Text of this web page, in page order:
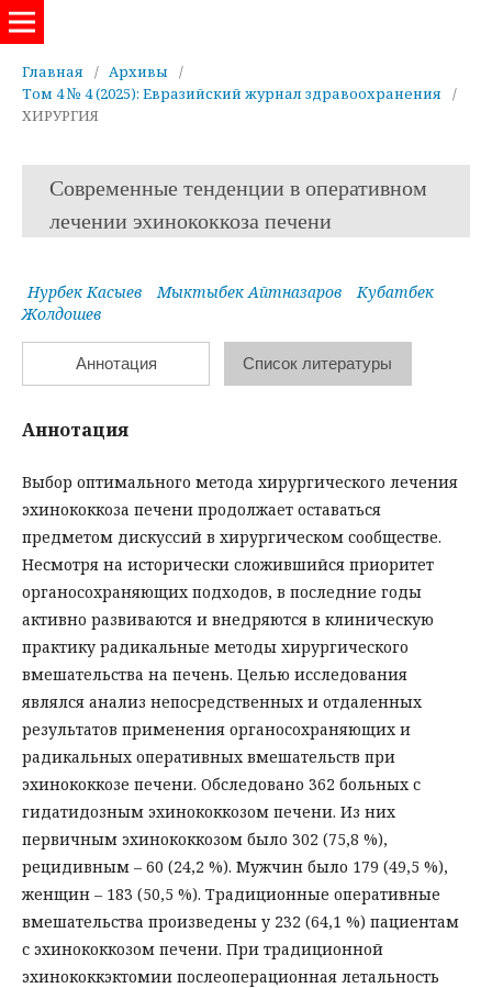
Главная / Архивы
/
Том 4 № 4 (2025): Евразийский журнал здравоохранения
/
ХИРУРГИЯ
Современные тенденции в оперативном
лечении эхинококкоза печени
Нурбек Касыев Мыктыбек Айтназаров
Кубатбек
Жолдошев
Аннотация Список литературы
Аннотация
Выбор оптимального метода хирургического лечения
эхинококкоза печени продолжает оставаться
предметом дискуссий в хирургическом сообществе.
Несмотря на исторически сложившийся приоритет
органосохраняющих подходов, в последние годы
активно развиваются и внедряются в клиническую
практику радикальные методы хирургического
вмешательства на печень. Целью исследования
являлся анализ непосредственных и отдаленных
результатов применения органосохраняющих и
радикальных оперативных вмешательств при
эхинококкозе печени. Обследовано 362 больных с
гидатидозным эхинококкозом печени. Из них
первичным эхинококкозом было 302 (75,8 %),
рецидивным – 60 (24,2 %). Мужчин было 179 (49,5 %),
женщин – 183 (50,5 %). Традиционные оперативные
вмешательства произведены у 232 (64,1 %) пациентам
с эхинококкозом печени. При традиционной
эхинококкэктомии послеоперационная летальность